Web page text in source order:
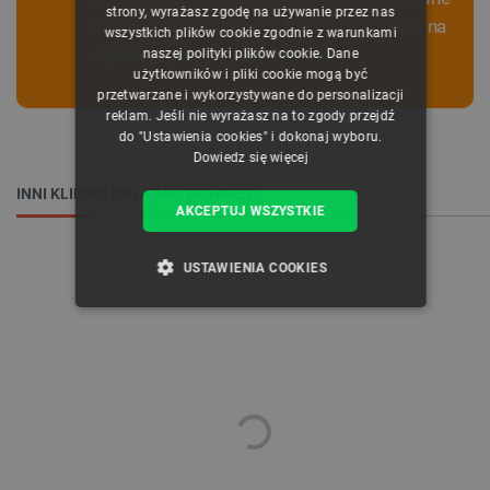
zweryfikowanie koloru i rodzaju materiału na
etykiecie przed otwarciem folii.
INNI KLIENCI OGLĄDALI RÓWNIEŻ:
ENGLISH
GERMAN
strony, wyrażasz zgodę na używanie przez nas
wszystkich plików cookie zgodnie z warunkami
naszej polityki plików cookie. Dane
użytkowników i pliki cookie mogą być
przetwarzane i wykorzystywane do personalizacji
reklam. Jeśli nie wyrażasz na to zgody przejdź
do "Ustawienia cookies" i dokonaj wyboru.
Dowiedz się więcej
AKCEPTUJ WSZYSTKIE
USTAWIENIA COOKIES
FUNKCJONALNOŚĆ